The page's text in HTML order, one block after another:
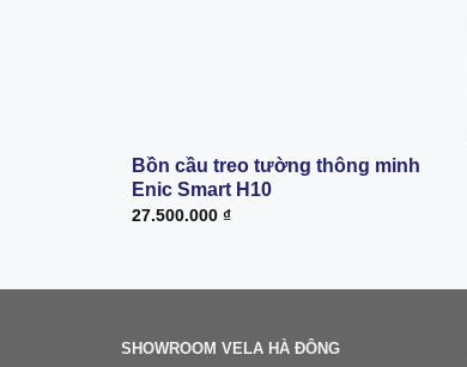
Bồn cầu treo tường thông minh
Enic Smart H10
27.500.000₫
SHOWROOM VELA HÀ ĐÔNG